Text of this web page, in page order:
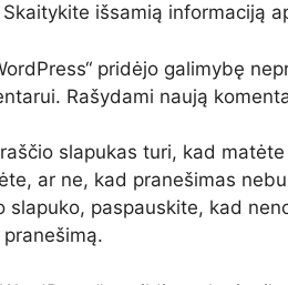
išsamią informaciją
pridėjo galimybę
Rašydami naują
slapukas turi, kad
ar ne, kad pranešimas
slapuko, paspauskite, kad